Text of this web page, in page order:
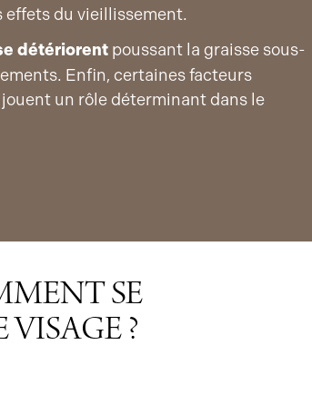
effets du vieillissement.
détériorentpoussant la graisse sous-
Enfin, certaines facteurs
un rôle déterminant dans le
SE
?